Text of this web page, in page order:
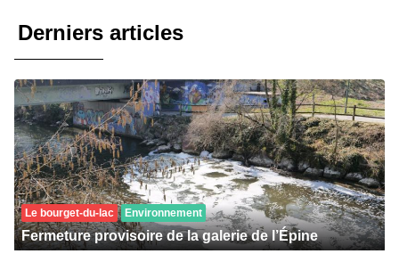
Derniers articles
Le bourget-du-lac Environnement
Fermeture provisoire de la galerie de l’Épine